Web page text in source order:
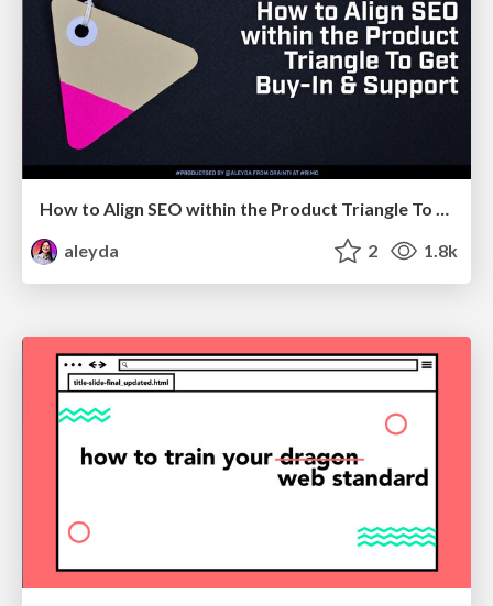
How to Align SEO within the Product Triangle To Get Buy-In & Support - #RIMC
aleyda
2 1.8k